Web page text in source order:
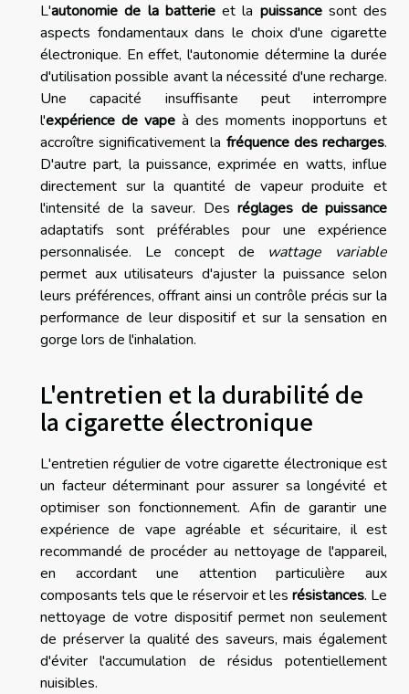
L'autonomie de la batterieet la puissancesont des
aspects fondamentaux dans le choix d'une cigarette
électronique. En effet, l'autonomie détermine la durée
d'utilisation possible avant la nécessité d'une recharge.
Une capacité insuffisante peut interrompre
l'expérience de vape à des moments inopportuns et
accroître significativement la fréquence des recharges.
D'autre part, la puissance, exprimée en watts, influe
directement sur la quantité de vapeur produite et
l'intensité de la saveur. Desréglages de puissance
adaptatifs sont préférables pour une expérience
personnalisée. Le concept de wattage variable
permet aux utilisateurs d'ajuster la puissance selon
leurs préférences, offrant ainsi un contrôle précis sur la
performance de leur dispositif et sur la sensation en
gorge lors de l'inhalation.
L'entretien et la durabilité de
la cigarette électronique
L'entretien régulier de votre cigarette électronique est
un facteur déterminant pour assurer sa longévité et
optimiser son fonctionnement. Afin de garantir une
expérience de vape agréable et sécuritaire, il est
recommandé de procéder au nettoyage de l'appareil,
en accordant une attention particulière aux
composants tels que le réservoir et les résistances. Le
nettoyage de votre dispositif permet non seulement
de préserver la qualité des saveurs, mais également
d'éviter l'accumulation de résidus potentiellement
nuisibles.